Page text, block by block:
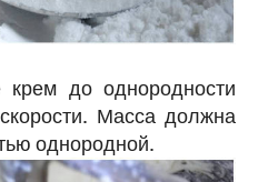
до однородности
Масса должна
однородной.